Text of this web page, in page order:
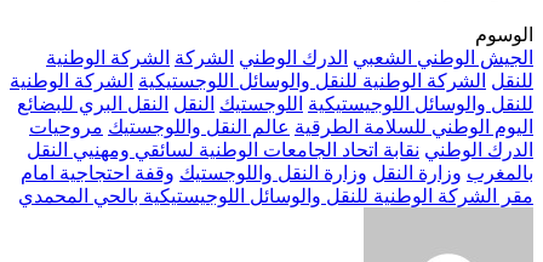
الوسوم
الجيش الوطني الشعبي الدرك الوطني الشركة الشركة الوطنية
للنقل الشركة الوطنية للنقل والوسائل اللوجستيكية الشركة الوطنية
للنقل والوسائل اللوجيستيكية اللوجستيك النقل النقل البري للبضائع
اليوم الوطني للسلامة الطرقية عالم النقل واللوجستيك مروحيات
الدرك الوطني نقابة اتحاد الجامعات الوطنية لسائقي ومهنيي النقل
بالمغرب وزارة النقل وزارة النقل واللوجستيك وقفة احتجاجية امام
مقر الشركة الوطنية للنقل والوسائل اللوجيستيكية بالحي المحمدي